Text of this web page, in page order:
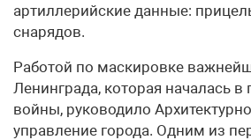
артиллерийские данные:
снарядов.
Работой по маскировке
Ленинграда, которая началась
войны, руководило
управление города. Одним из